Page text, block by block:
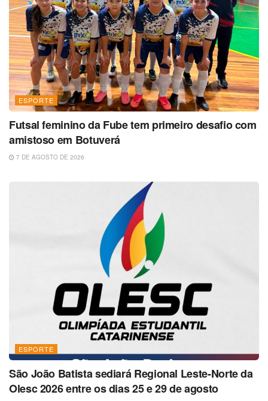
ESPORTE
Futsal feminino da Fube tem primeiro desafio com
amistoso em Botuverá
7 DE AGOSTO DE 2026
ESPORTE
São João Batista sediará Regional Leste-Norte da
Olesc 2026 entre os dias 25 e 29 de agosto